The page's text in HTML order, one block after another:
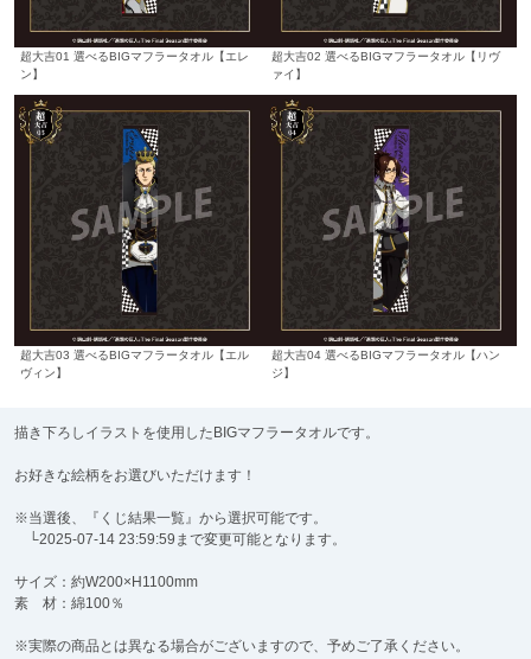
超大吉01 選べるBIGマフラータオル【エレ
ン】
超大吉02 選べるBIGマフラータオル【リヴ
ァイ】
超大吉03 選べるBIGマフラータオル【エル
ヴィン】
超大吉04 選べるBIGマフラータオル【ハン
ジ】
描き下ろしイラストを使用したBIGマフラータオルです。
お好きな絵柄をお選びいただけます！
※当選後、『くじ結果一覧』から選択可能です。
└2025-07-14 23:59:59まで変更可能となります。
サイズ：約W200×H1100mm
素 材：綿100％
※実際の商品とは異なる場合がございますので、予めご了承ください。